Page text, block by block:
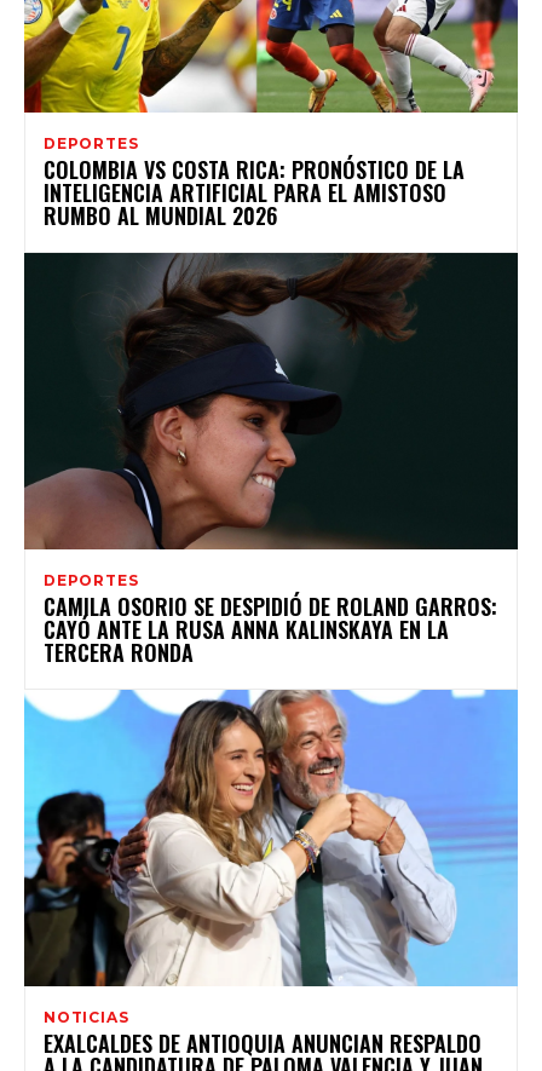
DEPORTES
COLOMBIA VS COSTA RICA: PRONÓSTICO DE LA
INTELIGENCIA ARTIFICIAL PARA EL AMISTOSO
RUMBO AL MUNDIAL 2026
DEPORTES
CAMILA OSORIO SE DESPIDIÓ DE ROLAND GARROS:
CAYÓ ANTE LA RUSA ANNA KALINSKAYA EN LA
TERCERA RONDA
NOTICIAS
EXALCALDES DE ANTIOQUIA ANUNCIAN RESPALDO